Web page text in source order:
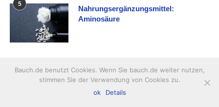
5
Nahrungsergänzungsmittel:
Aminosäure
Spurenelement: Jod
Bauch.de benutzt Cookies. Wenn Sie bauch.de weiter nutzen,
stimmen Sie der Verwendung von Cookies zu.
ok
Details